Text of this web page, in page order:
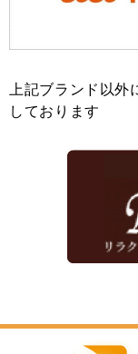
上記ブランド以
しております